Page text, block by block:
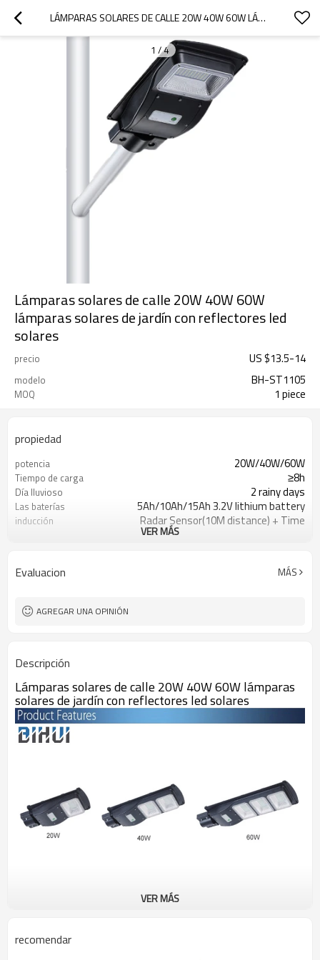
LÁMPARAS SOLARES DE CALLE 20W 40W 60W LÁMPARAS SOLARES DE JARDÍN CON REFLECTORES LED SOLARES
1 /4
Lámparas solares de calle 20W 40W 60W
lámparas solares de jardín con reflectores led
solares
precio US $13.5-14
modelo BH-ST1105
MOQ 1 piece
propiedad
potencia 20W/40W/60W
Tiempo de carga ≥8h
Día lluvioso 2 rainy days
Las baterías 5Ah/10Ah/15Ah 3.2V lithium battery
inducción
Radar Sensor(10M distance) + Time
1.2Kg/1.6Kg/2.2Kg
VER MÁS
Evaluacion MÁS
AGREGAR UNA OPINIÓN
Descripción
Lámparas solares de calle 20W 40W 60W lámparas
solares de jardín con reflectores led solares
VER MÁS
recomendar